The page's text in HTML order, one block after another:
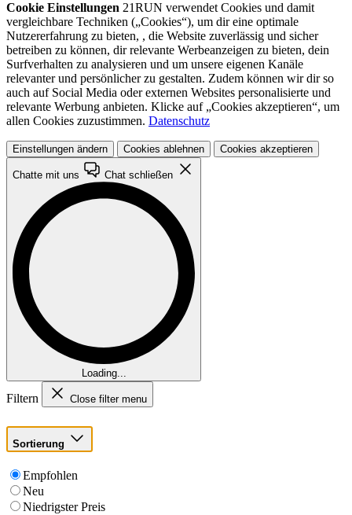
Cookie Einstellungen 21RUN verwendet Cookies und damit
vergleichbare Techniken („Cookies“), um dir eine optimale
Nutzererfahrung zu bieten, , die Website zuverlässig und sicher
betreiben zu können, dir relevante Werbeanzeigen zu bieten, dein
Surfverhalten zu analysieren und um unsere eigenen Kanäle
relevanter und persönlicher zu gestalten. Zudem können wir dir so
auch auf Social Media oder externen Websites personalisierte und
relevante Werbung anbieten. Klicke auf „Cookies akzeptieren“, um
allen Cookies zuzustimmen. Datenschutz
Einstellungen ändern Cookies ablehnen Cookies akzeptieren
Chatte mit uns Chat schließen
Loading...
Filtern Close filter menu
Sortierung
Empfohlen
Neu
Niedrigster Preis